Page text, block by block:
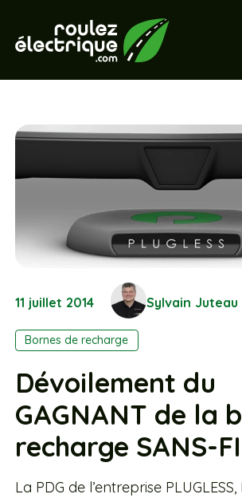
11 juillet 2014 Sylvain Juteau
Bornes de recharge
Dévoilement du
GAGNANT de la
recharge SANS-
La PDG de l’entreprise